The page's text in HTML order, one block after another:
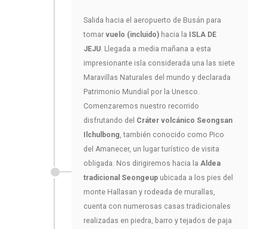
Salida hacia el aeropuerto de Busán para
tomar vuelo (incluido) hacia la ISLA DE
JEJU . Llegada a media mañana a esta
impresionante isla considerada una las siete
Maravillas Naturales del mundo y declarada
Patrimonio Mundial por la Unesco.
Comenzaremos nuestro recorrido
disfrutando del Cráter volcánico Seongsan
Ilchulbong , también conocido como Pico
del Amanecer, un lugar turístico de visita
obligada. Nos dirigiremos hacia la Aldea
tradicional Seongeup ubicada a los pies del
monte Hallasan y rodeada de murallas,
cuenta con numerosas casas tradicionales
realizadas en piedra, barro y tejados de paja